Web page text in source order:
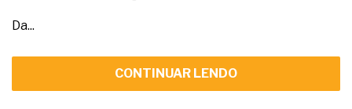
Da...
CONTINUAR LENDO